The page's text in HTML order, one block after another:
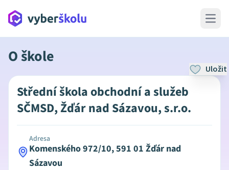
Open
O škole
Uložit
Střední škola obchodní a služeb
SČMSD, Žďár nad Sázavou, s.r.o.
Adresa
Komenského 972/10, 591 01 Žďár nad
Sázavou